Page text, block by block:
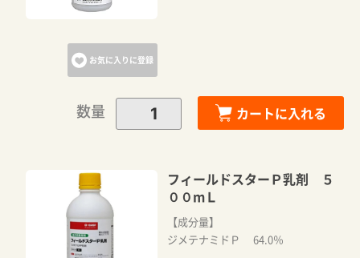
お気に入りに登録
数量 カートに入れる
フィールドスターＰ乳剤 ５
００mＬ
【成分量】
ジメテナミドＰ 64.0％